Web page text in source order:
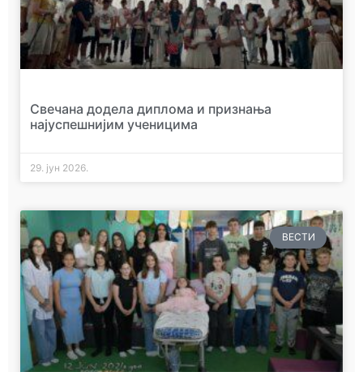
Свечана додела диплома и признања
најуспешнијим ученицима
29. јун 2026.
ВЕСТИ